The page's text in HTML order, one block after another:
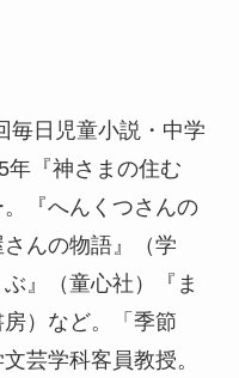
毎日児童小説・中学
年『神さまの住む
『へんくつさんの
んの物語』（学
』（童心社）『ま
）など。「季節
芸学科客員教授。